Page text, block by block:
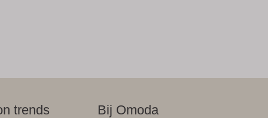
trends Bij Omoda